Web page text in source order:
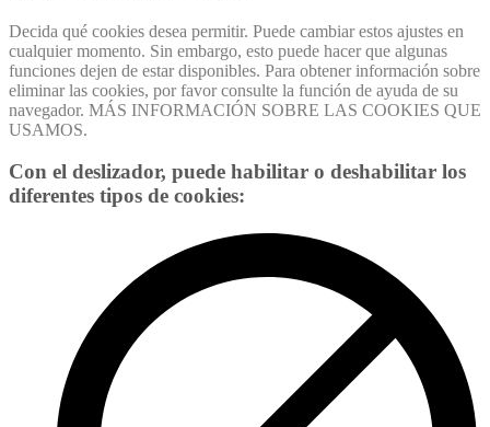
Decida qué cookies desea permitir. Puede cambiar estos ajustes en
cualquier momento. Sin embargo, esto puede hacer que algunas
funciones dejen de estar disponibles. Para obtener información sobre
eliminar las cookies, por favor consulte la función de ayuda de su
navegador. MÁS INFORMACIÓN SOBRE LAS COOKIES QUE
USAMOS.
Con el deslizador, puede habilitar o deshabilitar los
diferentes tipos de cookies: